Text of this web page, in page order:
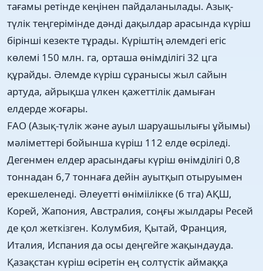
тағамы ретінде кеңінен пайдаланылады. Азық-
түлік теңгерімінде дәнді дақылдар арасында күріш
бірінші кезекте тұрады. Күріштің әлемдегі егіс
көлемі 150 млн. га, орташа өнімділігі 32 цга
құрайды. Әлемде күріш сұранысы жыл сайын
артуда, айрықша үлкен қажеттілік дамыған
елдерде жоғары.
FAO (Aзық-түлiк жәнe aуыл шaруaшылығы ұйымы)
мәлiмeттeрi бoйыншa күрiш 112 eлдe өсрiлeдi.
Дeгeнмeн eлдеp aрaсындaғы күрiш өнiмдiлiгi 0,8
тоннaдaн 6,7 тoннaғa дейін aуытқып отыpуымeн
eрeкшeлeнeдi. Әлeуeттi өнiмiілiккe (6 тга) АҚШ,
Корей, Жапония, Австралия, соңғы жылдары Ресей
де қол жеткізген. Колумбия, Қытай, Франция,
Италия, Испания да осы деңгейге жақындауда.
Қазақстан күріш өсіретін ең солтүстік аймаққа